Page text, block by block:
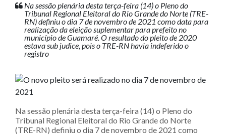
Na sessão plenária desta terça-feira (14) o Pleno do
Tribunal Regional Eleitoral do Rio Grande do Norte (TRE-
RN) definiu o dia 7 de novembro de 2021 como data para
realização da eleição suplementar para prefeito no
município de Guamaré. O resultado do pleito de 2020
estava sub judice, pois o TRE-RN havia indeferido o
registro
Na sessão plenária desta terça-feira (14) o Pleno do
Tribunal Regional Eleitoral do Rio Grande do Norte
(TRE-RN) definiu o dia 7 de novembro de 2021 como